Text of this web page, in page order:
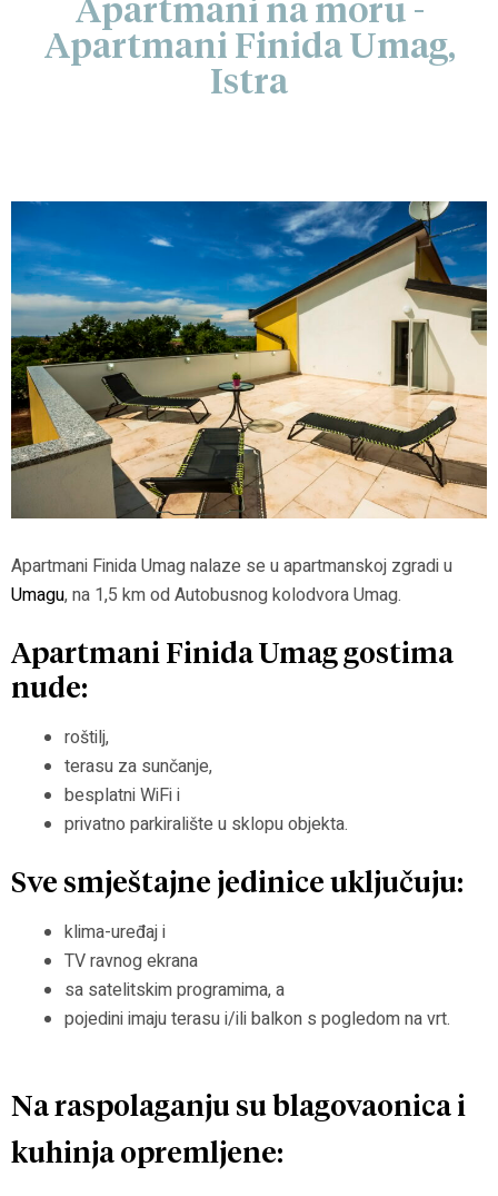
Apartmani na moru -
Apartmani Finida Umag,
Istra
Apartmani Finida Umag nalaze se u apartmanskoj zgradi u
Umagu, na 1,5 km od Autobusnog kolodvora Umag.
Apartmani Finida Umag gostima
nude:
roštilj,
terasu za sunčanje,
besplatni WiFi i
privatno parkiralište u sklopu objekta.
Sve smještajne jedinice uključuju:
klima-uređaj i
TV ravnog ekrana
sa satelitskim programima, a
pojedini imaju terasu i/ili balkon s pogledom na vrt.
Na raspolaganju su blagovaonica i
kuhinja opremljene: